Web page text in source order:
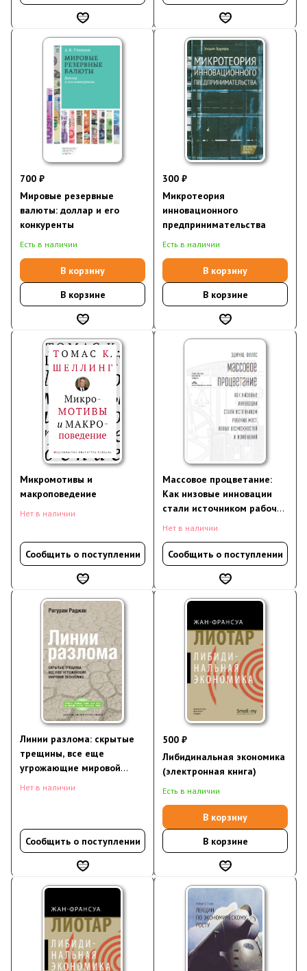
700 ₽
Мировые резервные
валюты: доллар и его
конкуренты
Есть в наличии
В корзину
В корзине
300 ₽
Микротеория
инновационного
предпринимательства
Есть в наличии
В корзину
В корзине
Микромотивы и
макроповедение
Нет в наличии
Сообщить о поступлении
Массовое процветание:
Как низовые инновации
стали источником рабочих
мест, новых возможностей
Нет в наличии
Сообщить о поступлении
Линии разлома: скрытые
трещины, все еще
угрожающие мировой
экономике
Нет в наличии
Сообщить о поступлении
500 ₽
Либидинальная экономика
(электронная книга)
Есть в наличии
В корзину
В корзине